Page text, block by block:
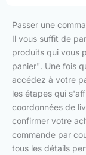
Passer une
Il vous suffit de
produits qui vous
panier". Une fois
accédez à votre
les étapes qui
coordonnées de
confirmer votre
commande par
tous les détails